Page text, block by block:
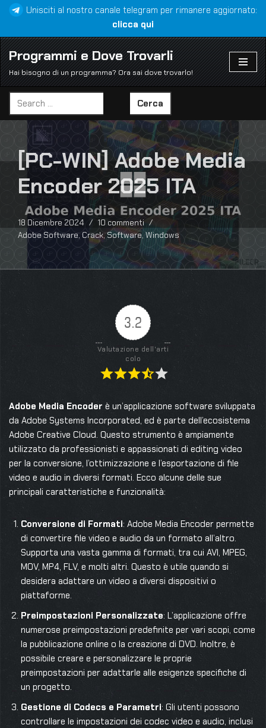
al
contenuto
Unisciti al nostro canale telegram per rimanere aggiornato:
clicca qui
Programmi e Dove Trovarli
Hai bisogno di un programma? Ora sai dove trovarlo!
Cerca
[PC-WIN] Adobe Media
Encoder 2025 ITA
18 Dicembre 2024
10 commenti
Adobe Software, Crack,Software, Windows
3.2
Valutazione dell'arti
colo
Adobe Media Encoder è un’applicazione software sviluppata
da Adobe Systems Incorporated, ed è parte dell’ecosistema
Adobe Creative Cloud. Questo strumento è ampiamente
utilizzato da professionisti e appassionati di editing video
per la conversione, l’ottimizzazione e l’esportazione di file
video e audio in diversi formati. Ecco alcune delle sue
principali caratteristiche e funzionalità:
Conversione di Formati: Adobe Media Encoder permette
di convertire file video e audio da un formato all’altro.
Supporta una vasta gamma di formati, tra cui AVI, MPEG,
MOV, MP4, FLV, e molti altri. Questo è utile quando si
desidera adattare un video a diversi dispositivi o
piattaforme.
Preimpostazioni Personalizzate: L’applicazione offre
numerose preimpostazioni predefinite per vari scopi, come
la pubblicazione online o la creazione di DVD. Inoltre, è
possibile creare e personalizzare le proprie
preimpostazioni per adattarle alle esigenze specifiche di
un progetto.
Gestione di Codecs e Parametri: Gli utenti possono
controllare le impostazioni dei codec video e audio, inclusi